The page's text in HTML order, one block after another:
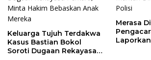
Keluarga Tujuh Terdakwa
Kasus Bastian Bokol
Soroti Dugaan Rekayasa
Merasa